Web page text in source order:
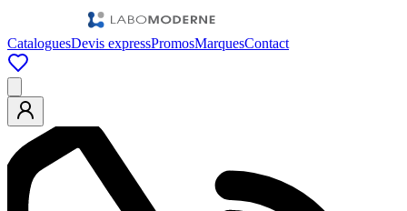
CataloguesDevis expressPromosMarquesContact